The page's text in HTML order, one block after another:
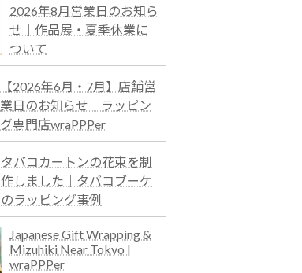
2026年8月営業日のお知ら
せ｜作品展・夏季休業に
ついて
【2026年6月・7月】店舗営
業日のお知らせ｜ラッピン
グ専門店wraPPPer
タバコカートンの花束を制
作しました｜タバコブーケ
のラッピング事例
Japanese Gift Wrapping &
Mizuhiki Near Tokyo |
wraPPPer